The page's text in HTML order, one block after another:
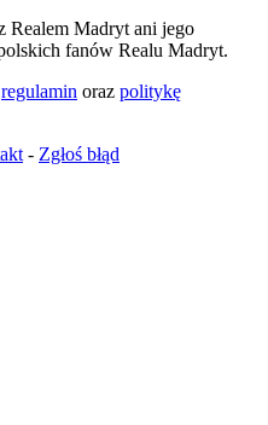
Realem Madryt ani jego
fanów Realu Madryt.
regulamin oraz politykę
- Zgłoś błąd